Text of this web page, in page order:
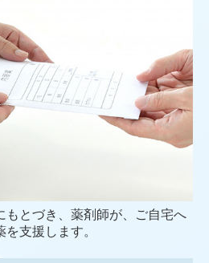
もとづき、薬剤師が、ご自宅へ
支援します。